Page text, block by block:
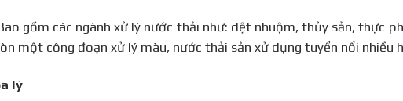
gồm các ngành xử lý nước thải như: dệt nhuộm, thủy sản, thực
một công đoạn xử lý màu, nước thải sản xử dụng tuyển nổi nhiều
lý